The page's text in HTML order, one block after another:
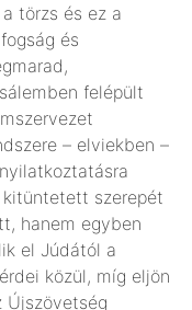
törzs és ez a
és
felépült
– elviekben –
szerepét
hanem egyben
el Júdától a
közül, míg eljön
Újszövetség